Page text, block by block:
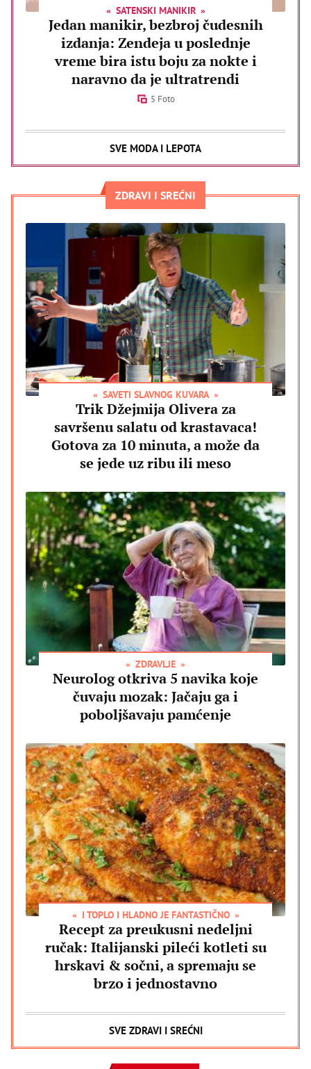
SATENSKI MANIKIR
Jedan manikir, bezbroj čudesnih
izdanja: Zendeja u poslednje
vreme bira istu boju za nokte i
naravno da je ultratrendi
5 Foto
SVE MODA I LEPOTA
ZDRAVI I SREĆNI
SAVETI SLAVNOG KUVARA
Trik Džejmija Olivera za
savršenu salatu od krastavaca!
Gotova za 10 minuta, a može da
se jede uz ribu ili meso
ZDRAVLJE
Neurolog otkriva 5 navika koje
čuvaju mozak: Jačaju ga i
poboljšavaju pamćenje
I TOPLO I HLADNO JE FANTASTIČNO
Recept za preukusni nedeljni
ručak: Italijanski pileći kotleti su
hrskavi & sočni, a spremaju se
brzo i jednostavno
SVE ZDRAVI I SREĆNI